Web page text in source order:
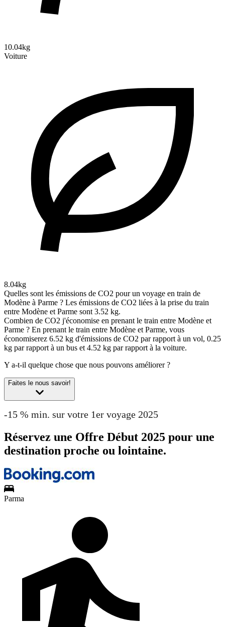
10.04kg
Voiture
8.04kg
Quelles sont les émissions de CO2 pour un voyage en train de
Modène à Parme ? Les émissions de CO2 liées à la prise du train
entre Modène et Parme sont 3.52 kg.
Combien de CO2 j'économise en prenant le train entre Modène et
Parme ? En prenant le train entre Modène et Parme, vous
économiserez 6.52 kg d'émissions de CO2 par rapport à un vol, 0.25
kg par rapport à un bus et 4.52 kg par rapport à la voiture.
Y a-t-il quelque chose que nous pouvons améliorer ?
Faites le nous savoir!
-15 % min. sur votre 1er voyage 2025
Réservez une Offre Début 2025 pour une
destination proche ou lointaine.
Parma